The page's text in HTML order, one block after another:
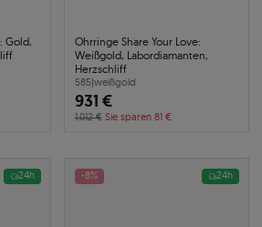
Gold,
Ohrringe Share Your Love:
Weißgold, Labordiamanten,
Herzschliff
585|weißgold
931 €
1.012 € Sie sparen 81 €
24h -8% 24h